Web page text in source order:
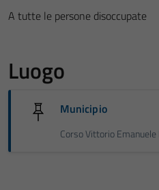
A tutte le persone disoccupate
Luogo
Municipio
Corso Vittorio